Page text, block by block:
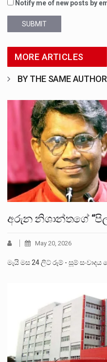
Notify me of new posts by
SUBMIT
MORE ARTICLES
BY THE SAME AUTHOR
අරුන නිශාන්තගේ
May 20, 2026
මැයි මස 24 ලිට් රූම් - සූම් සංවාදය